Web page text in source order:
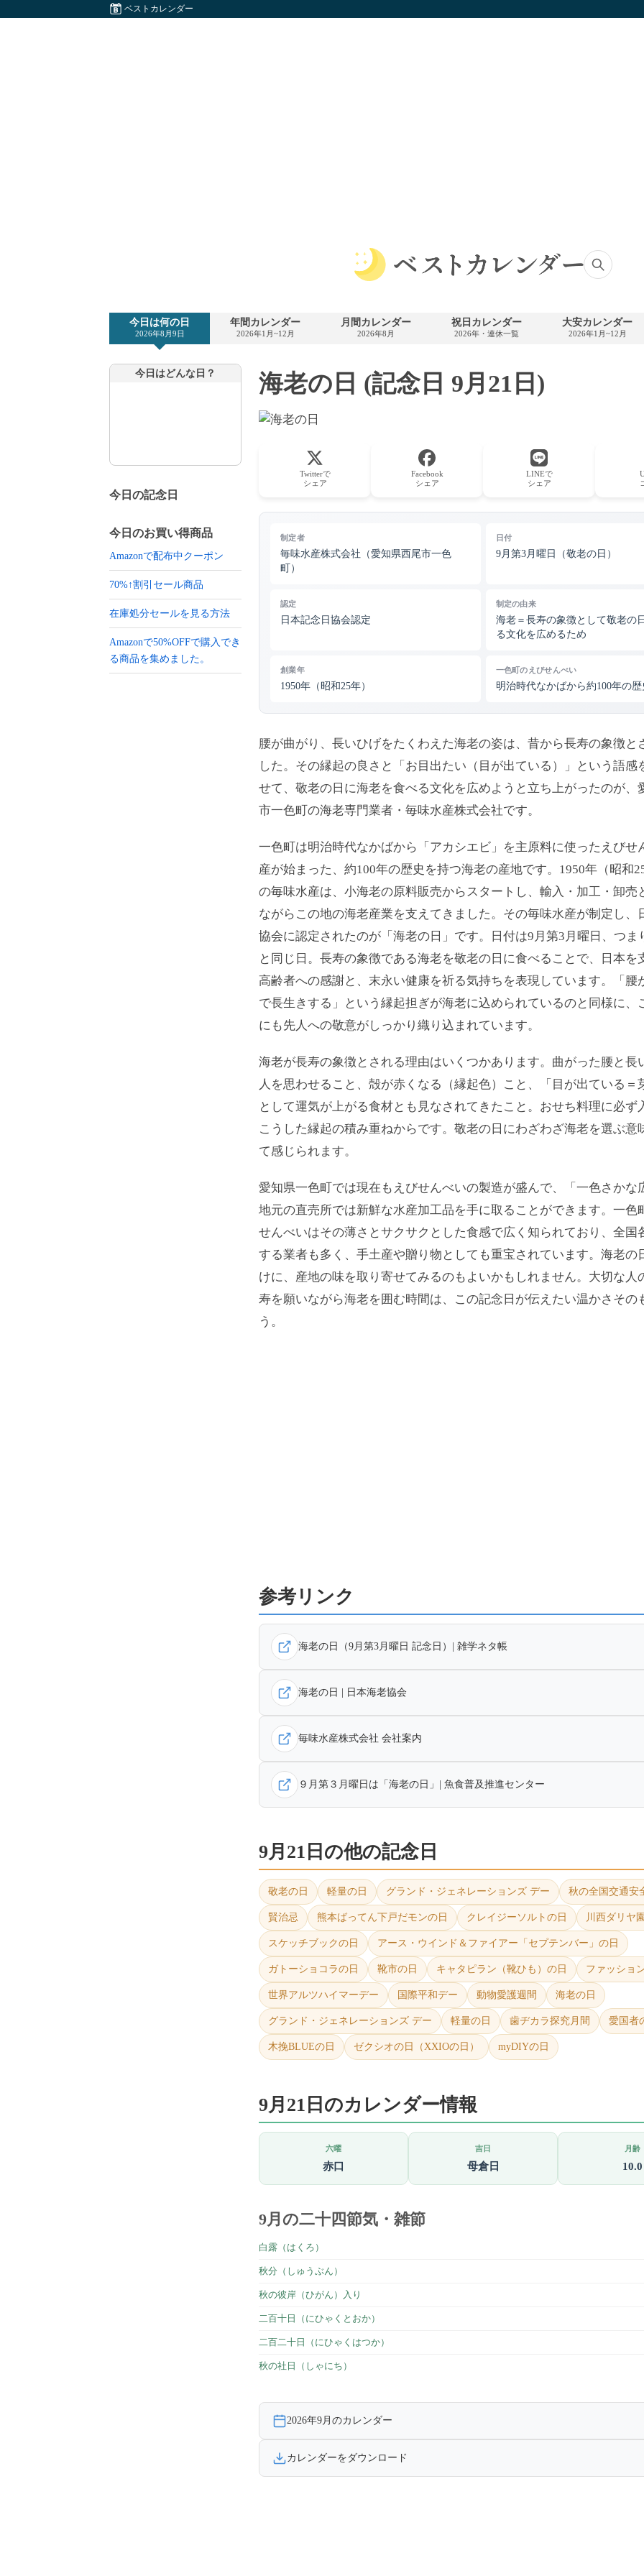
ベストカレンダー
カ
レ
ー
今日は何の日
2026年8月9日
年間カレンダー
2026年1月~12月
月間カレンダー
2026年8月
祝日カレンダー
2026年・連休一覧
大安カレンダー
2026年1月~12月
海老の日 (記念日 9月21日)
Twitterで
シェア
Facebook
シェア
LINEで
シェア
制定者
毎味水産株式会社（愛知県西尾市一色
町）
日付
9月第3月曜日（敬老の日）
認定
日本記念日協会認定
制定の由来
海老＝長寿の象徴として敬老の
る文化を広めるため
創業年
1950年（昭和25年）
一色町のえびせんべい
明治時代なかばから約100年の歴
腰が曲がり、長いひげをたくわえた海老の姿は、昔から長寿の象徴と
した。その縁起の良さと「お目出たい（目が出ている）」という語感
せて、敬老の日に海老を食べる文化を広めようと立ち上がったのが、
市一色町の海老専門業者・毎味水産株式会社です。
一色町は明治時代なかばから「アカシエビ」を主原料に使ったえびせ
産が始まった、約100年の歴史を持つ海老の産地です。1950年（昭和
の毎味水産は、小海老の原料販売からスタートし、輸入・加工・卸売
ながらこの地の海老産業を支えてきました。その毎味水産が制定し、
協会に認定されたのが「海老の日」です。日付は9月第3月曜日、つま
と同じ日。長寿の象徴である海老を敬老の日に食べることで、日本を
高齢者への感謝と、末永い健康を祈る気持ちを表現しています。「腰
で長生きする」という縁起担ぎが海老に込められているのと同様に、
にも先人への敬意がしっかり織り込まれています。
海老が長寿の象徴とされる理由はいくつかあります。曲がった腰と長
人を思わせること、殻が赤くなる（縁起色）こと、「目が出ている＝
として運気が上がる食材とも見なされてきたこと。おせち料理に必ず
こうした縁起の積み重ねからです。敬老の日にわざわざ海老を選ぶ意
て感じられます。
愛知県一色町では現在もえびせんべいの製造が盛んで、「一色さかな
地元の直売所では新鮮な水産加工品を手に取ることができます。一色
せんべいはその薄さとサクサクとした食感で広く知られており、全国
する業者も多く、手土産や贈り物としても重宝されています。海老の
けに、産地の味を取り寄せてみるのもよいかもしれません。大切な人
寿を願いながら海老を囲む時間は、この記念日が伝えたい温かさその
う。
参考リンク
海老の日（9月第3月曜日 記念日）| 雑学ネタ帳
海老の日 | 日本海老協会
毎味水産株式会社 会社案内
９月第３月曜日は「海老の日」| 魚食普及推進センター
9月21日の他の記念日
敬老の日 軽量の日 グランド・ジェネレーションズ デー 秋の全国交通安
賢治忌 熊本ばってん下戸だモンの日 クレイジーソルトの日 川西ダリヤ
スケッチブックの日 アース・ウインド＆ファイアー「セプテンバー」の日
ガトーショコラの日 靴市の日 キャタピラン（靴ひも）の日 ファッショ
世界アルツハイマーデー 国際平和デー 動物愛護週間 海老の日
グランド・ジェネレーションズ デー 軽量の日 歯ヂカラ探究月間 愛国者
木挽BLUEの日 ゼクシオの日（XXIOの日） myDIYの日
9月21日のカレンダー情報
六曜
赤口
吉日
母倉日
月齢
10.0
9月の二十四節気・雑節
白露（はくろ）
秋分（しゅうぶん）
秋の彼岸（ひがん）入り
二百十日（にひゃくとおか）
二百二十日（にひゃくはつか）
秋の社日（しゃにち）
2026年9月のカレンダー
カレンダーをダウンロード
今日はどんな日？
今日の記念日
今日のお買い得商品
Amazonで配布中クーポン
70%↑割引セール商品
在庫処分セールを見る方法
Amazonで50%OFFで購入でき
る商品を集めました。